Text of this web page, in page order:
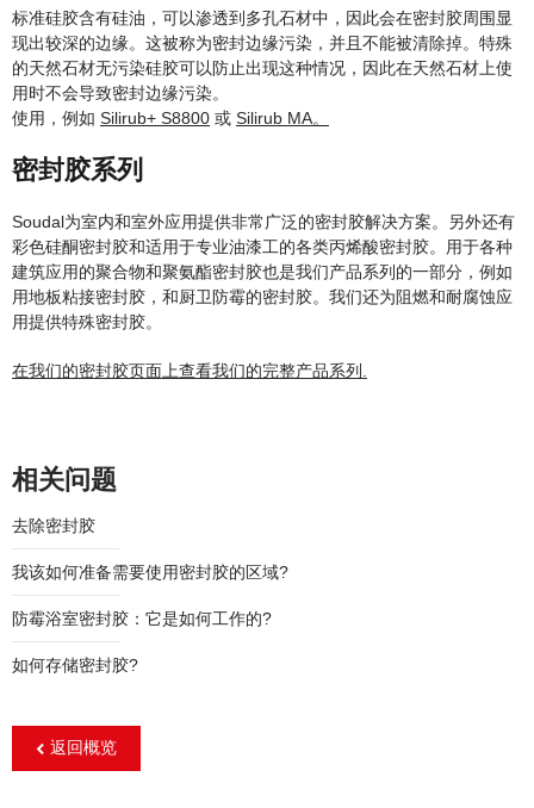
标准硅胶含有硅油，可以渗透到多孔石材中，因此会在密封胶周围显
现出较深的边缘。这被称为密封边缘污染，并且不能被清除掉。特殊
的天然石材无污染硅胶可以防止出现这种情况，因此在天然石材上使
用时不会导致密封边缘污染。
使用，例如 Silirub+ S8800 或 Silirub MA。
密封胶系列
Soudal为室内和室外应用提供非常广泛的密封胶解决方案。另外还有
彩色硅酮密封胶和适用于专业油漆工的各类丙烯酸密封胶。用于各种
建筑应用的聚合物和聚氨酯密封胶也是我们产品系列的一部分，例如
用地板粘接密封胶，和厨卫防霉的密封胶。我们还为阻燃和耐腐蚀应
用提供特殊密封胶。
在我们的密封胶页面上查看我们的完整产品系列.
相关问题
去除密封胶
我该如何准备需要使用密封胶的区域?
防霉浴室密封胶：它是如何工作的?
如何存储密封胶?
返回概览